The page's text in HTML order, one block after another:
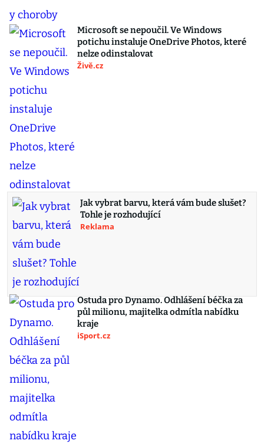
Microsoft se nepoučil. Ve Windows
potichu instaluje OneDrive Photos, které
nelze odinstalovat
Živě.cz
Jak vybrat barvu, která vám bude slušet?
Tohle je rozhodující
Reklama
Ostuda pro Dynamo. Odhlášení béčka za
půl milionu, majitelka odmítla nabídku
kraje
iSport.cz